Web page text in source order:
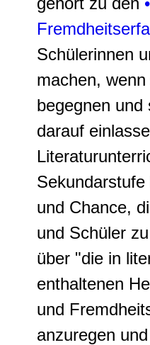
Schülerinnen
machen,
begegnen und
darauf
und Chance,
und Schüler
über "die in
enthaltenen
und
anzuregen